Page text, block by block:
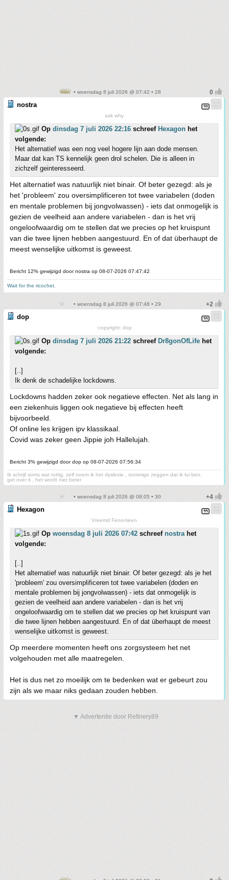
• woensdag 8 juli 2026 @ 07:42 • 28
nostra
ask why
Op dinsdag 7 juli 2026 22:16 schreef Hexagon het
volgende:
Het alternatief was een nog veel hogere lijn aan dode mensen.
Maar dat kan TS kennelijk geen drol schelen. Die is alleen in
zichzelf geinteresseerd.
Het alternatief was natuurlijk niet binair. Of beter gezegd: als je
het 'probleem' zou oversimplificeren tot twee variabelen (doden
en mentale problemen bij jongvolwassen) - iets dat onmogelijk is
gezien de veelheid aan andere variabelen - dan is het vrij
ongeloofwaardig om te stellen dat we precies op het kruispunt
van die twee lijnen hebben aangestuurd. En of dat überhaupt de
meest wenselijke uitkomst is geweest.
Bericht 12% gewijzigd door nostra op 08-07-2026 07:47:42
Wait for the ricochet.
• woensdag 8 juli 2026 @ 07:48 • 29
dop
:copyright: dop
Op dinsdag 7 juli 2026 21:22 schreef Dr8gonOfLife het
volgende:
[..]
Ik denk de schadelijke lockdowns.
Lockdowns hadden zeker ook negatieve effecten. Net als lang in
een ziekenhuis liggen ook negatieve bij effecten heeft
bijvoorbeeld.
Of online les krijgen ipv klassikaal.
Covid was zeker geen Jippie joh Hallelujah.
Bericht 3% gewijzigd door dop op 08-07-2026 07:56:34
Ik schrijf soms wat rottig, zelf noem ik het dyslexie , sommige zeggen dat ik lui ben.
get over it , het wordt niet beter
• woensdag 8 juli 2026 @ 08:05 • 30
Hexagon
Vreemd Fenomeen
Op woensdag 8 juli 2026 07:42 schreef nostrahet
volgende:
[..]
Het alternatief was natuurlijk niet binair. Of beter gezegd: als je het
'probleem' zou oversimplificeren tot twee variabelen (doden en
mentale problemen bij jongvolwassen) - iets dat onmogelijk is
gezien de veelheid aan andere variabelen - dan is het vrij
ongeloofwaardig om te stellen dat we precies op het kruispunt van
die twee lijnen hebben aangestuurd. En of dat überhaupt de meest
wenselijke uitkomst is geweest.
Op meerdere momenten heeft ons zorgsysteem het net
volgehouden met alle maatregelen.
Het is dus net zo moeilijk om te bedenken wat er gebeurt zou
zijn als we maar niks gedaan zouden hebben.
▼ Advertentie door Refinery89